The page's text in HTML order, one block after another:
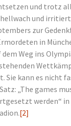
und trotz
und
zur
in
Weg ins
Sie kann es nicht
„The games
werden“ in
[2]